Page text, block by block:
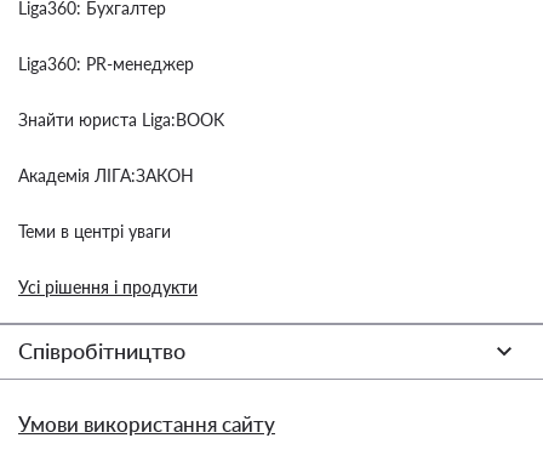
Liga360: Бухгалтер
Liga360: PR-менеджер
Знайти юриста Liga:BOOK
Академія ЛІГА:ЗАКОН
Теми в центрі уваги
Усі рішення і продукти
Співробітництво
Умови використання сайту